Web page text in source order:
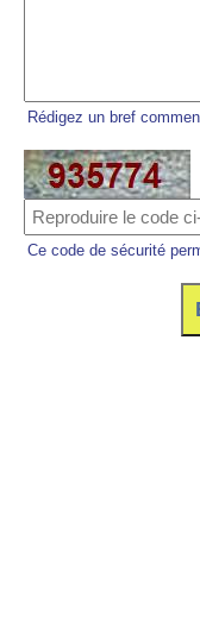
Rédigez un bref
Ce code de sécurité